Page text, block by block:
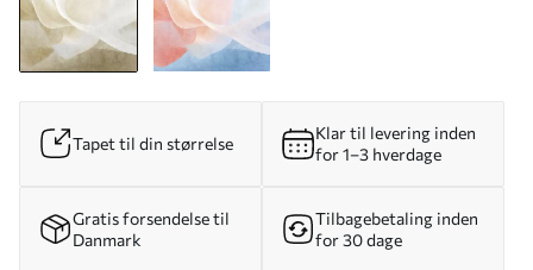
Tapet til din størrelse
Klar til levering inden
for 1–3 hverdage
Gratis forsendelse til
Danmark
Tilbagebetaling inden
for 30 dage